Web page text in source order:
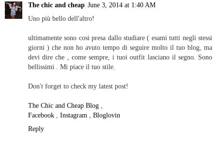
The chic and cheap June 3, 2014 at 1:40 AM
Uno più bello dell'altro!
ultimamente sono cosi presa dallo studiare ( esami tutti negli stessi
giorni ) che non ho avuto tempo di seguire molto il tuo blog, ma
devi dire che , come sempre, i tuoi outfit lasciano il segno. Sono
bellissimi . Mi piace il tuo stile.
Don't forget to check my latest post!
The Chic and Cheap Blog
Facebook
Instagram
Bloglovin
Reply